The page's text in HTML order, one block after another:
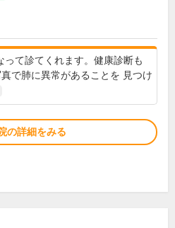
って診てくれます。健康診断も
で肺に異常があることを 見つけ
の詳細をみる